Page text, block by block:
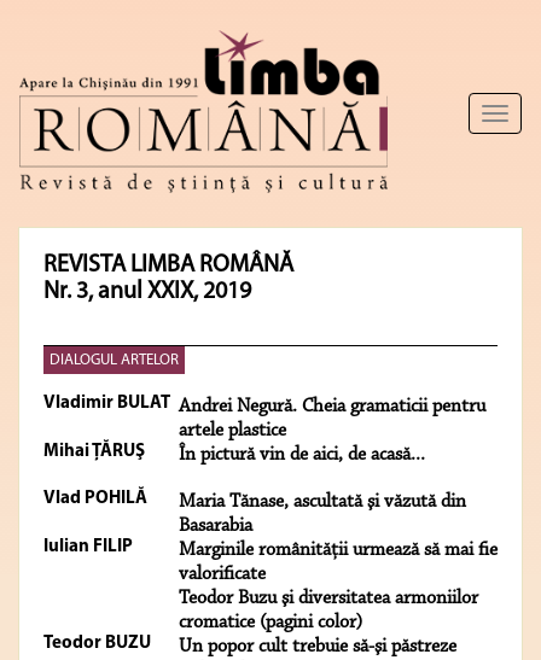
Toggle
REVISTA LIMBA ROMÂNĂ
Nr. 3, anul XXIX, 2019
DIALOGUL ARTELOR
Vladimir BULAT Andrei Negură. Cheia gramaticii pentru
artele plastice
Mihai ŢĂRUŞ În pictură vin de aici, de acasă...
Vlad POHILĂ
Maria Tănase, ascultată şi văzută din
Basarabia
Iulian FILIP
Marginile românităţii urmează să mai fie
valorificate
Teodor Buzu şi diversitatea armoniilor
cromatice (pagini color)
Teodor BUZU
Un popor cult trebuie să-şi păstreze